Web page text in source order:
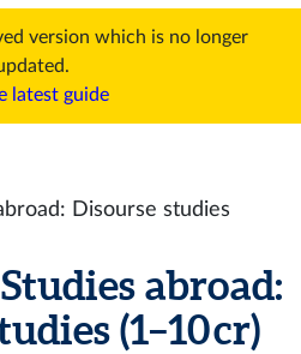
version which is no longer
latest guide
Disourse studies
abroad:
(1–10 cr)